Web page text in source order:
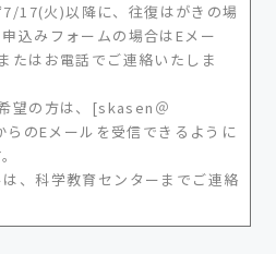
7/17(火)以降に、往復はがきの場
込みフォームの場合はEメー
たはお電話でご連絡いたしま
望の方は、[skasen＠
のEメールを受信できるように
、科学教育センターまでご連絡